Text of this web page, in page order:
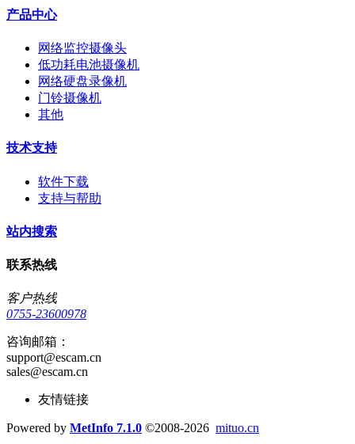
产品中心
网络监控摄像头
低功耗电池摄像机
网络硬盘录像机
门铃摄像机
其他
技术支持
软件下载
支持与帮助
站内搜索
联系热线
客户热线
0755-23600978
咨询邮箱：
support@escam.cn
sales@escam.cn
友情链接
Powered by MetInfo 7.1.0 ©2008-2026 mituo.cn